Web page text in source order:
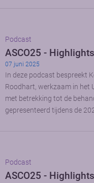
Podcast
ASCO25 -
07 juni 2025
In deze podcast bespreekt
Roodhart, werkzaam in het
met betrekking tot de
gepresenteerd tijdens de
Podcast
ASCO25 -